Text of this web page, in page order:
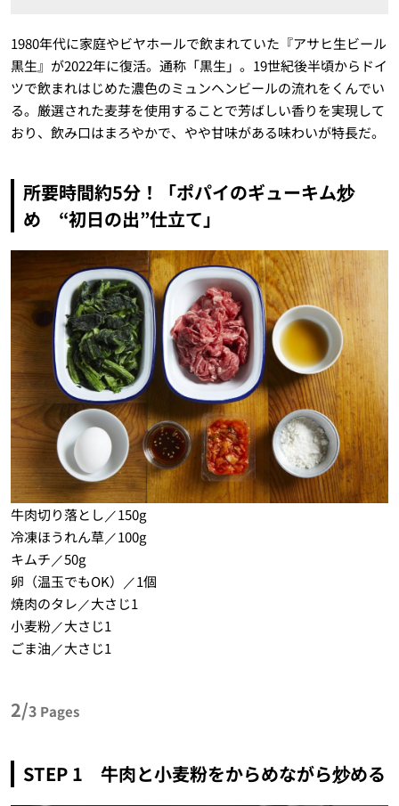
1980年代に家庭やビヤホールで飲まれていた『アサヒ生ビール
黒生』が2022年に復活。通称「黒生」。19世紀後半頃からドイ
ツで飲まれはじめた濃色のミュンヘンビールの流れをくんでい
る。厳選された麦芽を使用することで芳ばしい香りを実現して
おり、飲み口はまろやかで、やや甘味がある味わいが特長だ。
所要時間約5分！「ポパイのギューキム炒
め “初日の出”仕立て」
牛肉切り落とし／150g
冷凍ほうれん草／100g
キムチ／50g
卵（温玉でもOK）／1個
焼肉のタレ／大さじ1
小麦粉／大さじ1
ごま油／大さじ1
2/3 Pages
STEP 1 牛肉と小麦粉をからめながら炒める